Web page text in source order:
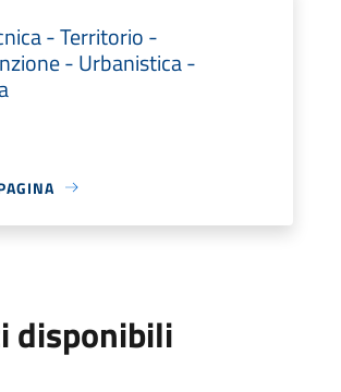
- Territorio -
- Urbanistica -
disponibili